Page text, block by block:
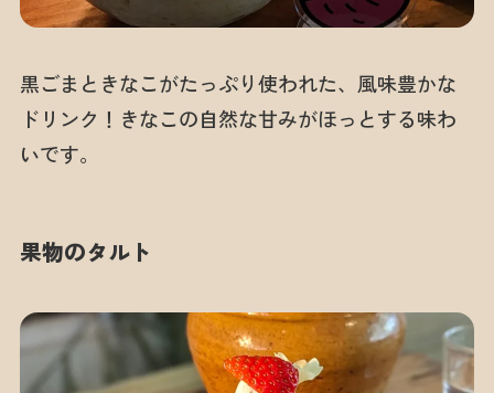
黒ごまときなこがたっぷり使われた、風味豊かな
ドリンク！きなこの自然な甘みがほっとする味わ
いです。
果物のタルト